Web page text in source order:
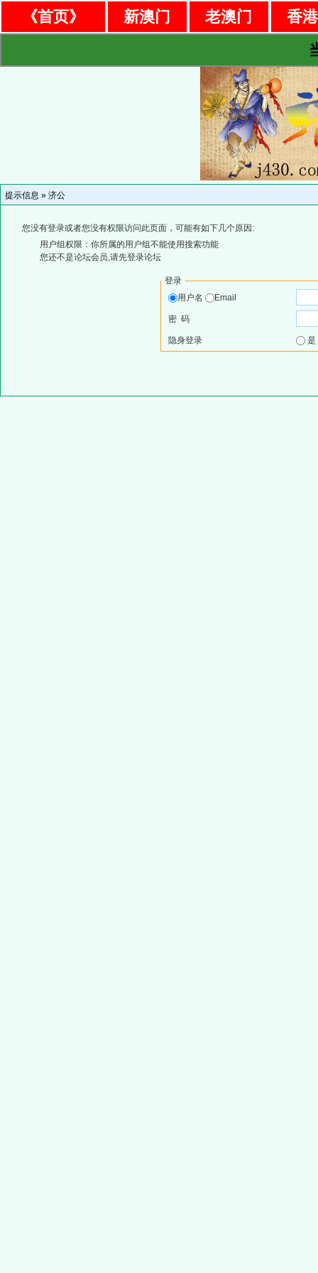
《首页》 新澳门 老澳门
香
提示信息 » 济公
您没有登录或者您没有权限访问此页面，可能有如下几个原因:
用户组权限：你所属的用户组不能使用搜索功能
您还不是论坛会员,请先登录论坛
登录
用户名
Email
密 码
隐身登录